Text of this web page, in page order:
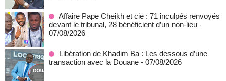
Affaire Pape Cheikh et cie : 71 inculpés renvoyés
devant le tribunal, 28 bénéficient d’un non-lieu -
07/08/2026
Libération de Khadim Ba : Les dessous d’une
transaction avec la Douane - 07/08/2026